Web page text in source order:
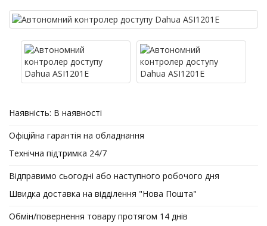
Наявність: В наявності
Офіційна гарантія на обладнання
Технічна підтримка 24/7
Відправимо сьогодні або наступного робочого дня
Швидка доставка на відділення "Нова Пошта"
Обмін/повернення товару протягом 14 днів